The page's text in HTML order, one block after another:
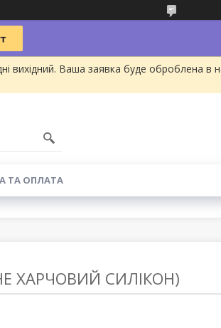
вихідний. Ваша заявка буде оброблена в
ТА ОПЛАТА
ХАРЧОВИЙ СИЛІКОН)